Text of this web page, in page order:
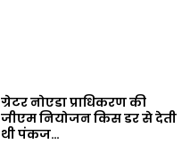
ग्रेटर नोएडा प्राधिकरण की
जीएम नियोजन किस डर से देती
थी पंकज…